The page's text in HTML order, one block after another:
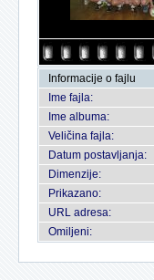
Informacije o fajlu
Ime fajla:
Ime albuma:
Veličina fajla:
Datum postavljanja:
Dimenzije:
Prikazano:
URL adresa:
Omiljeni: